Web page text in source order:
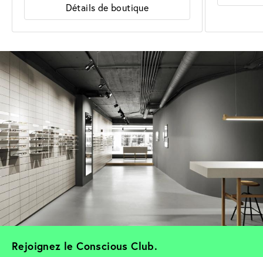
Détails de boutique
Rejoignez le Conscious Club.